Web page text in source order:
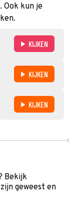
Ook kun je
KIJKEN
KIJKEN
KIJKEN
Bekijk
geweest en